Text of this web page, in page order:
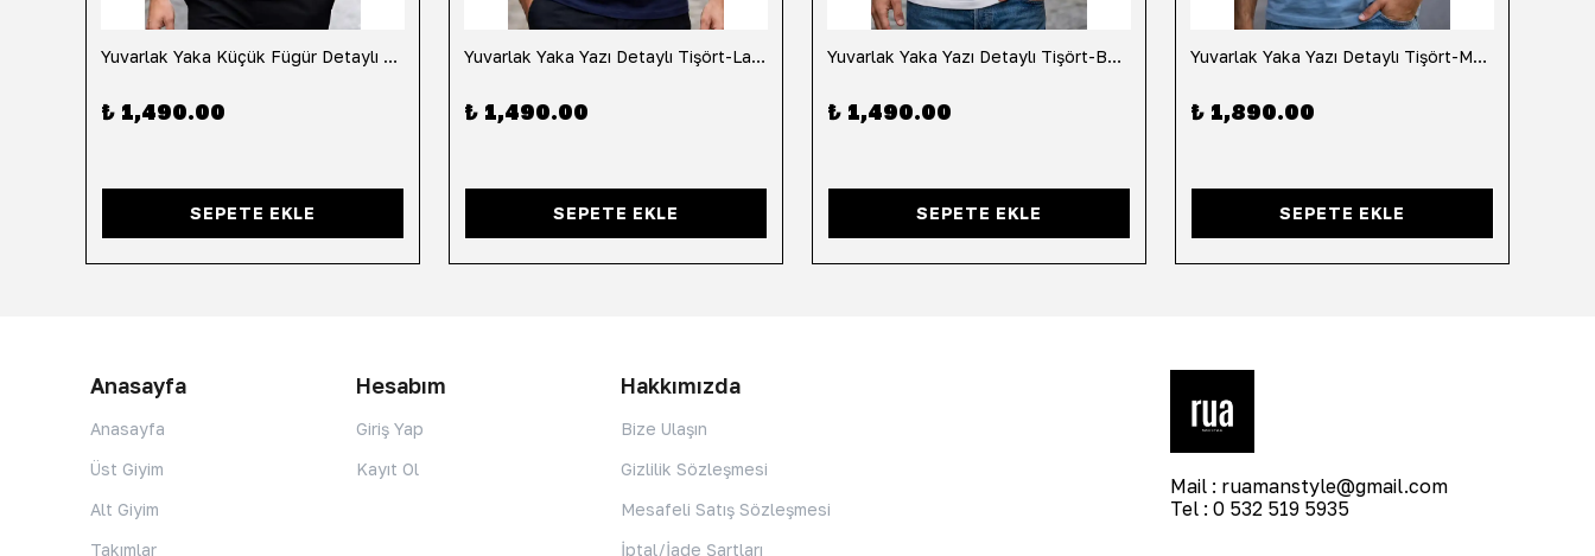
Yuvarlak Yaka Küçük Fügür Detaylı Tişört-Siyah
₺ 1,490.00
SEPETE EKLE
Yuvarlak Yaka Yazı Detaylı Tişört-Lacivert
₺ 1,490.00
SEPETE EKLE
Yuvarlak Yaka Yazı Detaylı Tişört-Beyaz
₺ 1,490.00
SEPETE EKLE
Yuvarlak Yaka Yazı Detaylı Tişört-Mavi
₺ 1,890.00
SEPETE EKLE
Anasayfa
Anasayfa
Üst Giyim
Alt Giyim
Takımlar
Hesabım
Giriş Yap
Kayıt Ol
Hakkımızda
Bize Ulaşın
Gizlilik Sözleşmesi
Mesafeli Satış Sözleşmesi
İptal/İade Şartları
Mail : ruamanstyle@gmail.com
Tel : 0 532 519 5935